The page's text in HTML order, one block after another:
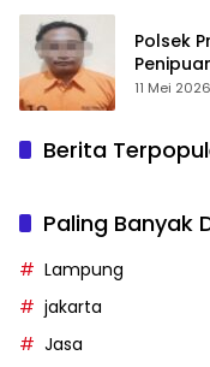
Polsek
11 Mei
Berita
Paling Banyak
Lampung
jakarta
Jasa